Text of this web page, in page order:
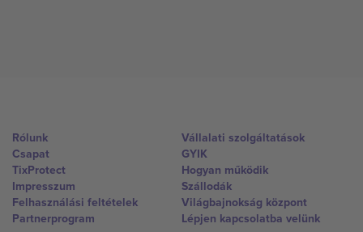
Rólunk
Csapat
TixProtect
Impresszum
Felhasználási feltételek
Partnerprogram
Vállalati szolgáltatások
GYIK
Hogyan működik
Szállodák
Világbajnokság központ
Lépjen kapcsolatba velünk